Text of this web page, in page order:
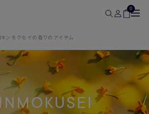
0
キンモクセイの香りのアイテム